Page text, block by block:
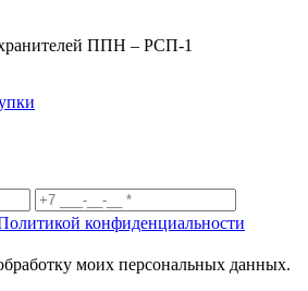
ППН – РСП-1
конфиденциальности
моих персональных данных.